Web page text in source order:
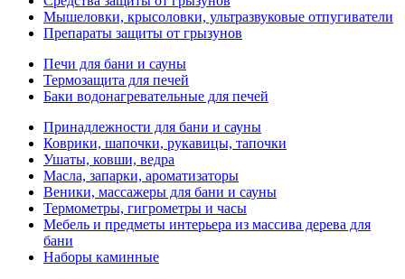
Мышеловки, крысоловки, ультразвуковые отпугиватели
Препараты защиты от грызунов
Печи для бани и сауны
Термозащита для печей
Баки водонагревательные для печей
Принадлежности для бани и сауны
Коврики, шапочки, рукавицы, тапочки
Ушаты, ковши, ведра
Масла, запарки, ароматизаторы
Веники, массажеры для бани и сауны
Термометры, гигрометры и часы
Мебель и предметы интерьера из массива дерева для
бани
Наборы каминные